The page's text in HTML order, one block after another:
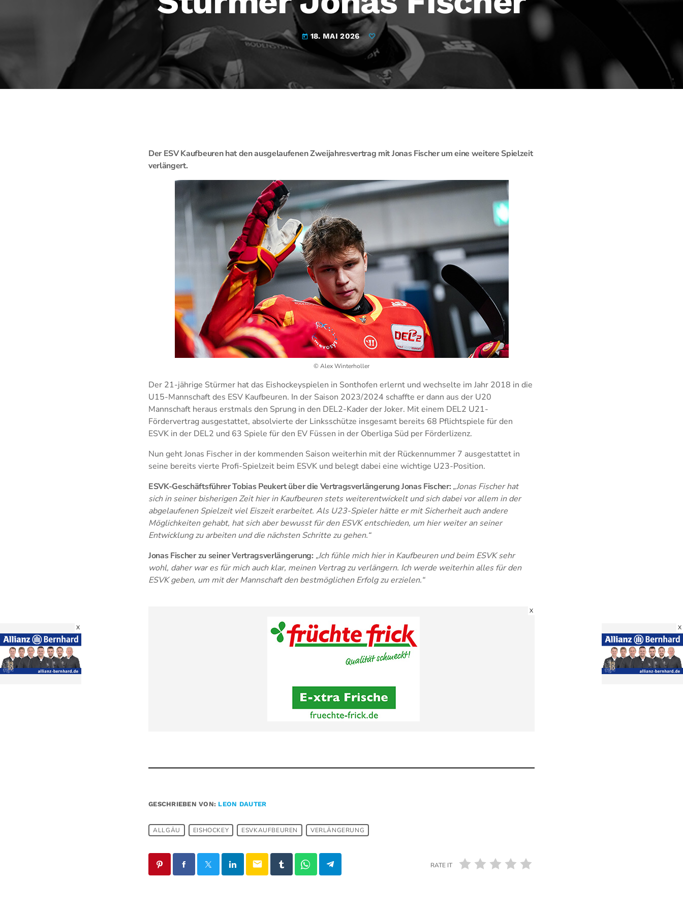
today 18. MAI 2026
Der ESV Kaufbeuren hat den ausgelaufenen Zweijahresvertrag mit Jonas Fischer um eine weitere Spielzeit
verlängert.
© Alex Winterholler
Der 21-jährige Stürmer hat das Eishockeyspielen in Sonthofen erlernt und wechselte im Jahr 2018 in die
U15-Mannschaft des ESV Kaufbeuren. In der Saison 2023/2024 schaffte er dann aus der U20
Mannschaft heraus erstmals den Sprung in den DEL2-Kader der Joker. Mit einem DEL2 U21-
Fördervertrag ausgestattet, absolvierte der Linksschütze insgesamt bereits 68 Pflichtspiele für den
ESVK in der DEL2 und 63 Spiele für den EV Füssen in der Oberliga Süd per Förderlizenz.
Nun geht Jonas Fischer in der kommenden Saison weiterhin mit der Rückennummer 7 ausgestattet in
seine bereits vierte Profi-Spielzeit beim ESVK und belegt dabei eine wichtige U23-Position.
ESVK-Geschäftsführer Tobias Peukert über die Vertragsverlängerung Jonas Fischer: „Jonas Fischer hat
sich in seiner bisherigen Zeit hier in Kaufbeuren stets weiterentwickelt und sich dabei vor allem in der
abgelaufenen Spielzeit viel Eiszeit erarbeitet. Als U23-Spieler hätte er mit Sicherheit auch andere
Möglichkeiten gehabt, hat sich aber bewusst für den ESVK entschieden, um hier weiter an seiner
Entwicklung zu arbeiten und die nächsten Schritte zu gehen.“
Jonas Fischer zu seiner Vertragsverlängerung: „Ich fühle mich hier in Kaufbeuren und beim ESVK sehr
wohl, daher war es für mich auch klar, meinen Vertrag zu verlängern. Ich werde weiterhin alles für den
ESVK geben, um mit der Mannschaft den bestmöglichen Erfolg zu erzielen.“
X
GESCHRIEBEN VON: LEON DAUTER
ALLGÄU EISHOCKEY ESVKAUFBEUREN VERLÄNGERUNG
email RATE IT
X X